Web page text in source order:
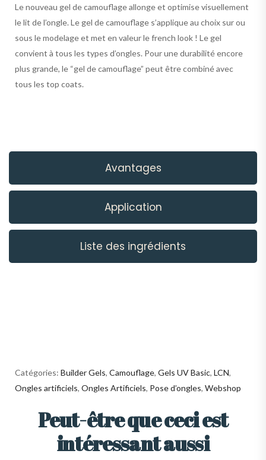
Le nouveau gel de camouflage allonge et optimise visuellement
le lit de l’ongle. Le gel de camouflage s’applique au choix sur ou
sous le modelage et met en valeur le french look ! Le gel
convient à tous les types d’ongles. Pour une durabilité encore
plus grande, le “gel de camouflage” peut être combiné avec
tous les top coats.
Avantages
Application
Liste des ingrédients
Catégories: Builder Gels, Camouflage, Gels UV Basic, LCN,
Ongles artificiels, Ongles Artificiels, Pose d’ongles, Webshop
Peut-être que ceci est
intéressant aussi